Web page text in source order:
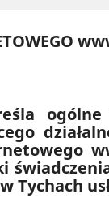
Tychach